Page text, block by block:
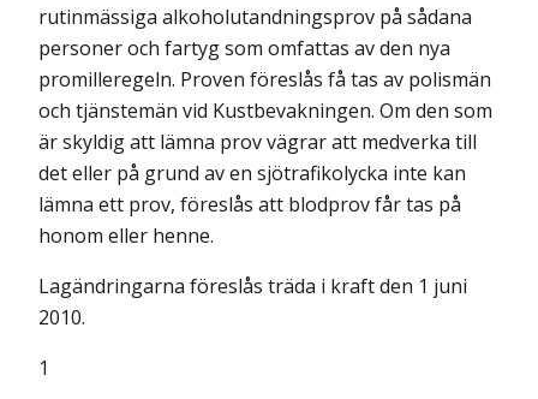
rutinmässiga alkoholutandningsprov på sådana
personer och fartyg som omfattas av den nya
promilleregeln. Proven föreslås få tas av polismän
och tjänstemän vid Kustbevakningen. Om den som
är skyldig att lämna prov vägrar att medverka till
det eller på grund av en sjötrafikolycka inte kan
lämna ett prov, föreslås att blodprov får tas på
honom eller henne.
Lagändringarna föreslås träda i kraft den 1 juni
2010.
1